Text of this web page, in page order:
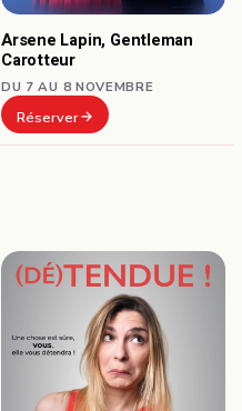
Arsene Lapin, Gentleman
Carotteur
DU 7 AU 8 NOVEMBRE
Réserver